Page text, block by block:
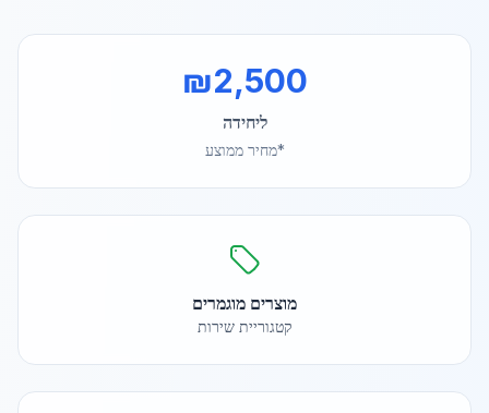
₪2,500
ליחידה
*מחיר ממוצע
מוצרים מוגמרים
קטגוריית שירות